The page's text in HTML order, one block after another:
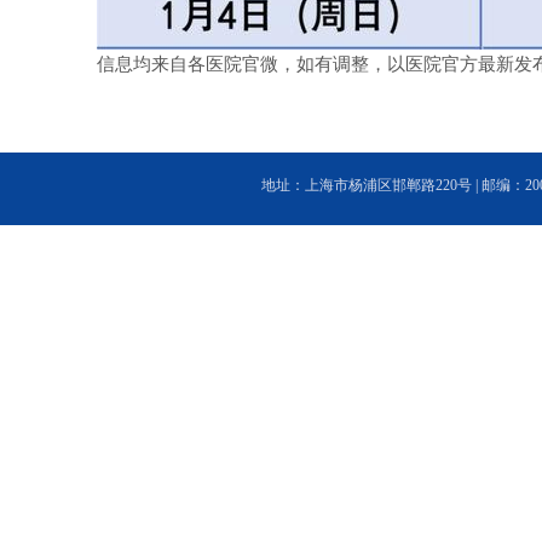
信息均来自各医院官微， 如有调整，以医院官方最新发
地址：上海市杨浦区邯郸路220号 | 邮编：